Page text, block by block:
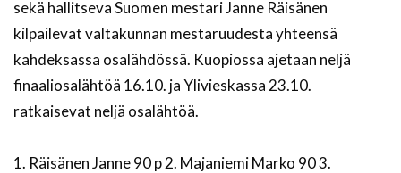
sekä hallitseva Suomen mestari Janne Räisänen
kilpailevat valtakunnan mestaruudesta yhteensä
kahdeksassa osalähdössä. Kuopiossa ajetaan neljä
finaaliosalähtöä 16.10. ja Ylivieskassa 23.10.
ratkaisevat neljä osalähtöä.
1. Räisänen Janne 90 p 2. Majaniemi Marko 90 3.